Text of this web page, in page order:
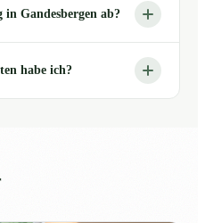
Gandesbergen ab?
habe ich?